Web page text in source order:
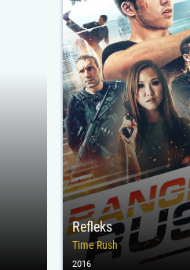
Refleks
Time Rush
2016